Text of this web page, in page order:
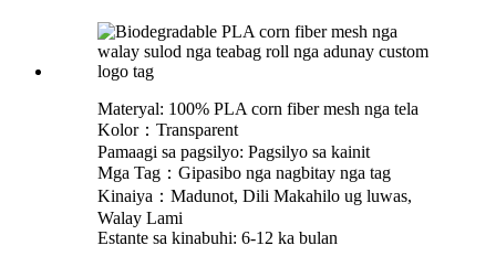
Materyal: 100% PLA corn fiber mesh nga tela
Kolor：Transparent
Pamaagi sa pagsilyo: Pagsilyo sa kainit
Mga Tag：Gipasibo nga nagbitay nga tag
Kinaiya：Madunot, Dili Makahilo ug luwas,
Walay Lami
Estante sa kinabuhi: 6-12 ka bulan